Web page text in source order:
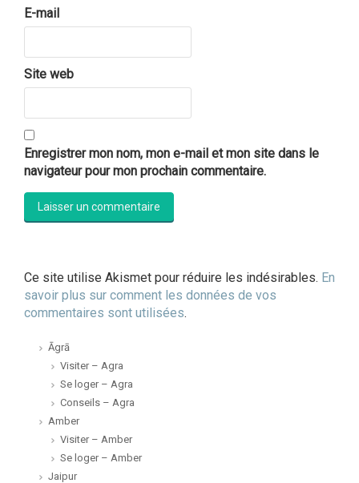
E-mail
Site web
Enregistrer mon nom, mon e-mail et mon site dans le
navigateur pour mon prochain commentaire.
Ce site utilise Akismet pour réduire les indésirables. En
savoir plus sur comment les données de vos
commentaires sont utilisées.
Āgrā
Visiter – Agra
Se loger – Agra
Conseils – Agra
Amber
Visiter – Amber
Se loger – Amber
Jaipur